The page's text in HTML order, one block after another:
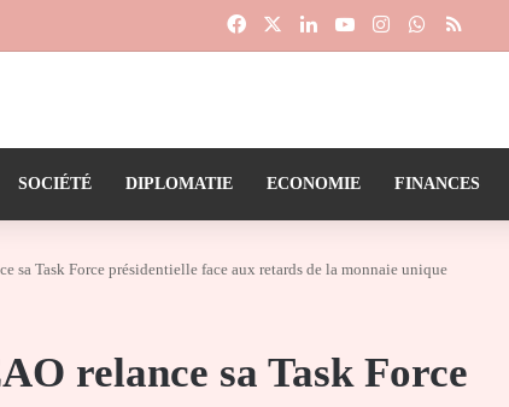
FacebookLinkedinYouTubeInstagramWhatsApp
RSS
SOCIÉTÉ DIPLOMATIE ECONOMIE FINANCES
sa Task Force présidentielle face aux retards de la monnaie unique
relance sa Task Force